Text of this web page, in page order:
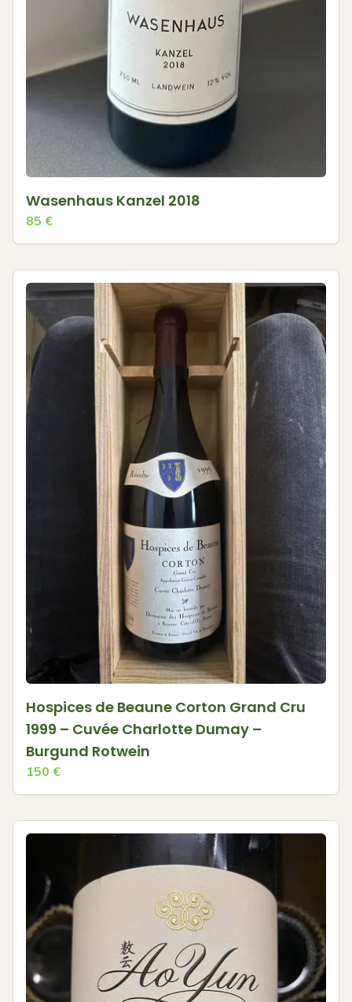
Wasenhaus Kanzel 2018
85 €
Hospices de Beaune Corton Grand Cru
1999 – Cuvée Charlotte Dumay –
Burgund Rotwein
150 €